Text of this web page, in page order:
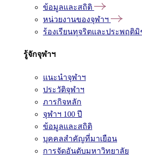
ข้อมูลและสถิติ
หน่วยงานของจุฬาฯ
ร้องเรียนทุจริตและประพฤติ
รู้จักจุฬาฯ
แนะนำจุฬาฯ
ประวัติจุฬาฯ
ภารกิจหลัก
จุฬาฯ 100 ปี
ข้อมูลและสถิติ
บุคคลสำคัญที่มาเยือน
การจัดอันดับมหาวิทยาลัย